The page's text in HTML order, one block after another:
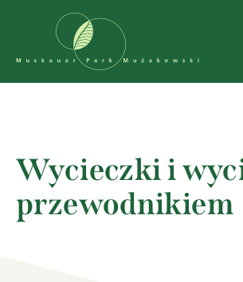
PL
Instagram
Wycieczki i
przewodnikiem